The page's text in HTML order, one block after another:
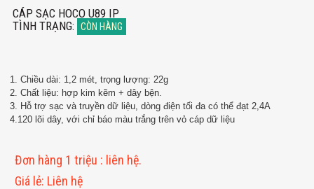
CÁP SẠC HOCO U89 IP
TÌNH TRẠNG: CÒN HÀNG
1. Chiều dài: 1,2 mét, trọng lượng: 22g
2. Chất liệu: hợp kim kẽm + dây bện.
3. Hỗ trợ sạc và truyền dữ liệu, dòng điện tối đa có thể đạt 2,4A
4.120 lõi dây, với chỉ báo màu trắng trên vỏ cáp dữ liệu
Đơn hàng 1 triệu : liên hệ.
Giá lẻ: Liên hệ